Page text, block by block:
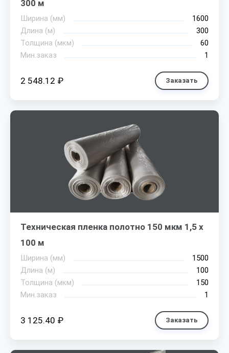
300 м
Ширина (мм)
1600
Длина (м)
300
Толщина (мкм)
60
Мин.заказ
1
2 548.12 ₽ Заказать
Техническая пленка полотно 150 мкм 1,5 х
100 м
Ширина (мм)
1500
Длина (м)
100
Толщина (мкм)
150
Мин.заказ
1
3 125.40 ₽ Заказать